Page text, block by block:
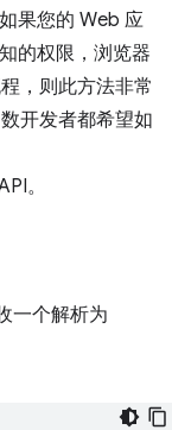
果您的 Web 应
的权限，浏览器
，则此方法非常
开发者都希望如
。
一个解析为